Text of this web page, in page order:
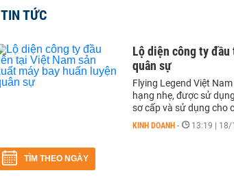
TIN TỨC
Lộ diện công ty đầu
quân sự
Flying Legend Việt
hạng nhẹ, được sử
sơ cấp và sử dụng cho
KINH DOANH - 13:19 |
TÌM THEO NGÀY